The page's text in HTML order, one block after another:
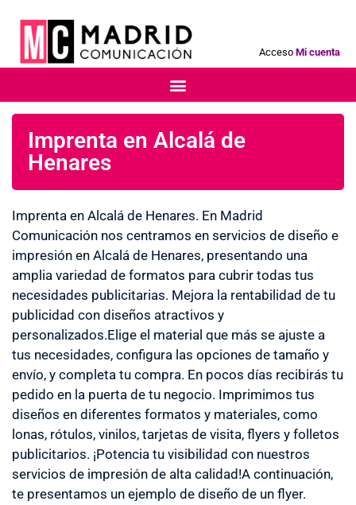
Acceso Mi cuenta
Imprenta en Alcalá de
Henares
Imprenta en Alcalá de Henares. En Madrid
Comunicación nos centramos en servicios de diseño e
impresión en Alcalá de Henares, presentando una
amplia variedad de formatos para cubrir todas tus
necesidades publicitarias. Mejora la rentabilidad de tu
publicidad con diseños atractivos y
personalizados.Elige el material que más se ajuste a
tus necesidades, configura las opciones de tamaño y
envío, y completa tu compra. En pocos días recibirás tu
pedido en la puerta de tu negocio. Imprimimos tus
diseños en diferentes formatos y materiales, como
lonas, rótulos, vinilos, tarjetas de visita, flyers y folletos
publicitarios. ¡Potencia tu visibilidad con nuestros
servicios de impresión de alta calidad!A continuación,
te presentamos un ejemplo de diseño de un flyer.